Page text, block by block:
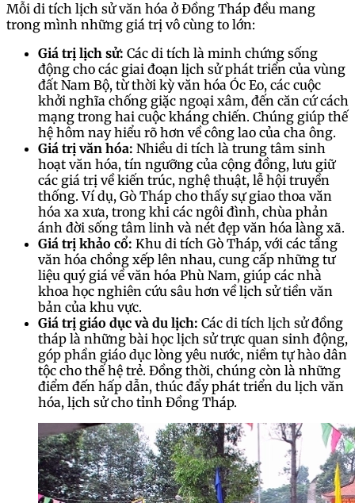
Mỗi di tích lịch sử văn hóa ở Đồng Tháp đều mang
trong mình những giá trị vô cùng to lớn:
Giá trị lịch sử: Các di tích là minh chứng sống
động cho các giai đoạn lịch sử phát triển của vùng
đất Nam Bộ, từ thời kỳ văn hóa Óc Eo, các cuộc
khởi nghĩa chống giặc ngoại xâm, đến căn cứ cách
mạng trong hai cuộc kháng chiến. Chúng giúp thế
hệ hôm nay hiểu rõ hơn về công lao của cha ông.
Giá trị văn hóa: Nhiều di tích là trung tâm sinh
hoạt văn hóa, tín ngưỡng của cộng đồng, lưu giữ
các giá trị về kiến trúc, nghệ thuật, lễ hội truyền
thống. Ví dụ, Gò Tháp cho thấy sự giao thoa văn
hóa xa xưa, trong khi các ngôi đình, chùa phản
ánh đời sống tâm linh và nét đẹp văn hóa làng xã.
Giá trị khảo cổ: Khu di tích Gò Tháp, với các tầng
văn hóa chồng xếp lên nhau, cung cấp những tư
liệu quý giá về văn hóa Phù Nam, giúp các nhà
khoa học nghiên cứu sâu hơn về lịch sử tiền văn
bản của khu vực.
Giá trị giáo dục và du lịch: Các di tích lịch sử đồng
tháp là những bài học lịch sử trực quan sinh động,
góp phần giáo dục lòng yêu nước, niềm tự hào dân
tộc cho thế hệ trẻ. Đồng thời, chúng còn là những
điểm đến hấp dẫn, thúc đẩy phát triển du lịch văn
hóa, lịch sử cho tỉnh Đồng Tháp.